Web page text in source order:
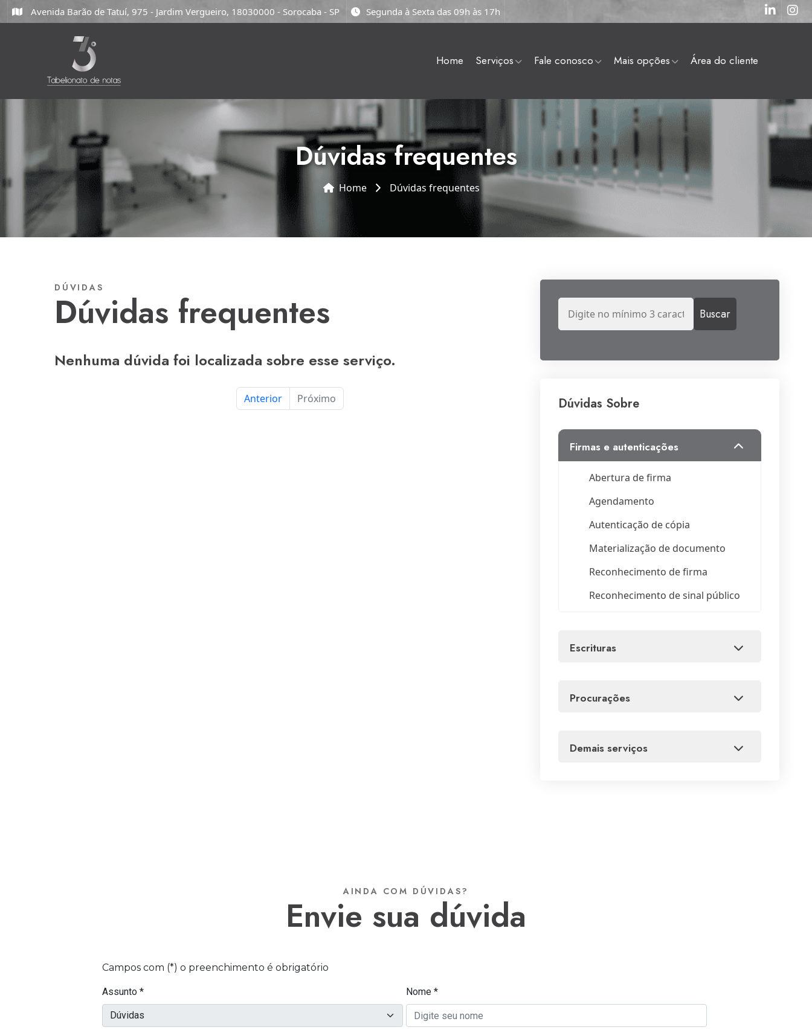
Avenida Barão de Tatuí, 975 - Jardim Vergueiro, 18030000 - Sorocaba - SP Segunda à Sexta das 09h às 17h
home serviços fale conosco mais opções área do cliente
dúvidas frequentes
Home dúvidas frequentes
DÚVIDAS
dúvidas frequentes
Nenhuma dúvida foi localizada sobre esse serviço.
Anterior Próximo Dúvidas Sobre
firmas e autenticações
Abertura de firma
Agendamento
Autenticação de cópia
Materialização de documento
Reconhecimento de firma
Reconhecimento de sinal público
escrituras
procurações
demais serviços
AINDA COM DÚVIDAS?
envie sua dúvida